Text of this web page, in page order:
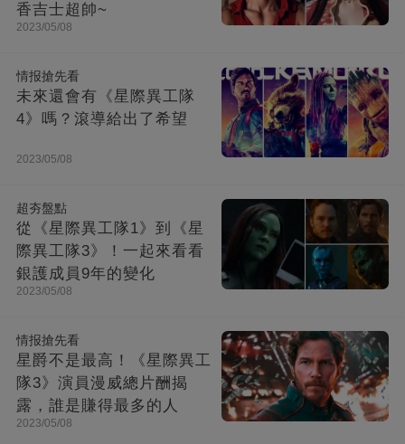
香吉士超帥~
2023/05/08
情报搶先看
未來還會有《星際異工隊
4》嗎？滾導給出了希望
2023/05/08
超夯盤點
從《星際異工隊1》到《星
際異工隊3》！一起來看看
銀護成員9年的變化
2023/05/08
情报搶先看
星爵不是最高！《星際異工
隊3》演員漫威總片酬揭
露，誰是賺得最多的人
2023/05/08